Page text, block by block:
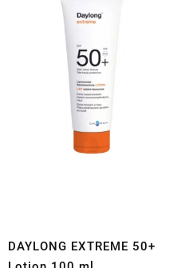
DAYLONG EXTREME 50+